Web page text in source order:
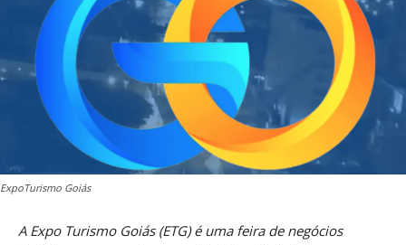
ExpoTurismo Goiás
A Expo Turismo Goiás (ETG) é uma feira de negócios